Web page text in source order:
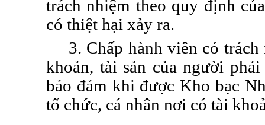
trách nhiệm theo quy định
có thiệt hại xảy ra.
3. Chấp hành viên có
khoản, tài sản của người
bảo đảm khi được Kho bạc
tổ chức, cá nhân nơi có tài